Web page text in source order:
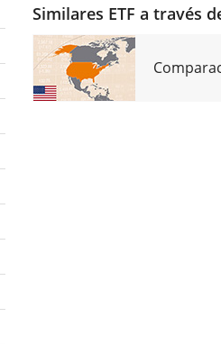
Similares ETF a través